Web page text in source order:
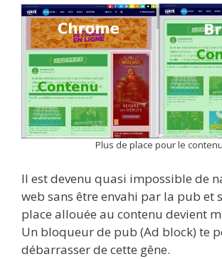
Plus de place pour le contenu
Il est devenu quasi impossible de
web sans être envahi par la pub et
place allouée au contenu devient
Un bloqueur de pub (Ad block) te
débarrasser de cette gêne.